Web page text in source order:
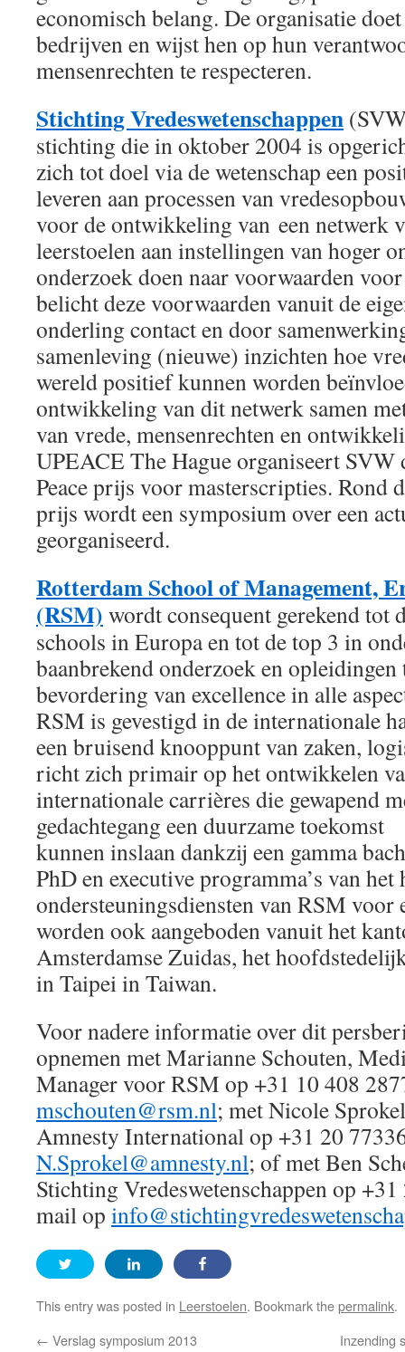
economisch belang. De organisatie
bedrijven en wijst hen op hun
mensenrechten te respecteren.
Stichting Vredeswetenschappen
stichting die in oktober 2004 is
zich tot doel via de wetenschap een
leveren aan processen van
voor de ontwikkeling van een netwerk
leerstoelen aan instellingen van hoger
onderzoek doen naar voorwaarden
belicht deze voorwaarden vanuit de
onderling contact en door
samenleving (nieuwe) inzichten hoe
wereld positief kunnen worden
ontwikkeling van dit netwerk samen
van vrede, mensenrechten en
UPEACE The Hague organiseert
Peace prijs voor masterscripties. Rond
prijs wordt een symposium over een
georganiseerd.
Rotterdam School of Management,
(RSM) wordt consequent gerekend tot
schools in Europa en tot de top 3 in
baanbrekend onderzoek en opleidingen
bevordering van excellence in alle
RSM is gevestigd in de internationale
een bruisend knooppunt van zaken,
richt zich primair op het ontwikkelen
internationale carrières die gewapend
gedachtegang een duurzame toekomst
kunnen inslaan dankzij een gamma
PhD en executive programma’s van
ondersteuningsdiensten van RSM voor
worden ook aangeboden vanuit het
Amsterdamse Zuidas, het
in Taipei in Taiwan.
Voor nadere informatie over dit
opnemen met Marianne Schouten,
Manager voor RSM op +31 10 408
mschouten@rsm.nl; met Nicole
Amnesty International op +31 20
N.Sprokel@amnesty.nl; of met Ben
Stichting Vredeswetenschappen op
mail op
This entry was posted in Leerstoelen. Bookmark thepermalink.
← Verslag symposium 2013 Inzending